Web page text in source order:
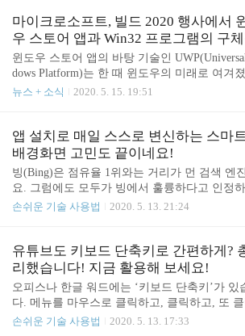
이 활성화되어 있지 않지만, 해외에서는 게임
제작..
있으신가요? 32만 4500원을 결제하고 마이크로
트 오피스 홈 앤 비즈니스 2019(Office Home &
ss 2019)를 구입하거나 (오피스 홈 앤 스튜던트
Office Home & Student 2019는 17만 9000원) 1년
만 9000원씩 지불하고 오피스 365(Office 365),
크로소프트 365(Microsoft 365)를 사용하는 방법
법..
마이크로소프트, 빌드 2020 행사에서
우 스토어 앱과 Win32 프로그램의 구
통합 방안에 대해 공개 예정
윈도우 스토어 앱의 바탕 기술인
dows Platform)는 한 때 윈도우의 미래로 여겨
다. 마이크로소프트가 윈도우 10의 모바일 OS
한 밑바탕을 제공하는 중요한 역할을 맡고 있
다. 하지만 마이크로소프트의 이런 바람과는 달
많은 개발자가 사용자 수가 적어 투자 대비 성
익)가 저조한 윈도우 스토어 앱(UWP)을 외면
이에 따라 마이크로소프트가 기존의 윈도우 스
앱(UWP) 기술을 폐기할 것으로 보입니다. 온라
보면 “Win32와 UWP를 통합하여 진화하는 윈도
플랫폼의..
뉴스 + 소식 2020. 5. 15. 19:51
앱 설치로 매일 스스로 변신하는 스마
배경화면 고민도 끝이네요!
빙(Bing)은 점유율 1위와는 거리가 먼 검색 엔
요. 그럼에도 모두가 빙에서 훌륭하다고 인정
하나가 있습니다. 바로 아름답고 근사한 배경
퍼 앱을 출시한 덕분인데요. 앱 설치만으로 매
침 새로운 잠금 화면과 배경 화면을 만나볼 수
니다. 앱을 실행한 다음 잠금 화면과 배경 화면
림을 매일 새로운 사진으로 바꾸도록 설정할 수
데요. 빙에서 제공하는 방대한 작품 사진 가운
음에 드는 사진을 직접 고를 수도 있습니다. 사
손쉬운 기술 사용법 2020. 5. 13. 21:24
유튜브도 키보드 단축키로 간편하게?
리했습니다! 지금 활용해 보세요!
오피스나 한글 워드에는 ‘키보드 단축키’가 있
다. 메뉴를 마우스로 클릭하고, 클릭하고, 또
야 사용할 수 있는 기능을 키보드의 특정 키를
손쉬운 기술 사용법 2020. 5. 13. 17:33